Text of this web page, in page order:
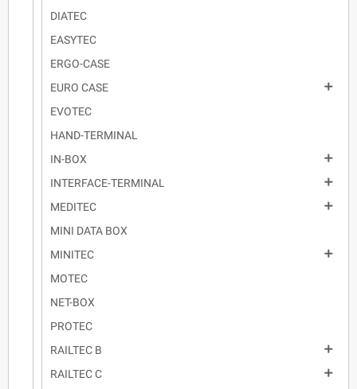
DIATEC
EASYTEC
ERGO-CASE
EURO CASE

EVOTEC
HAND-TERMINAL
IN-BOX

INTERFACE-TERMINAL

MEDITEC

MINI DATA BOX
MINITEC

MOTEC
NET-BOX
PROTEC
RAILTEC B

RAILTEC C
